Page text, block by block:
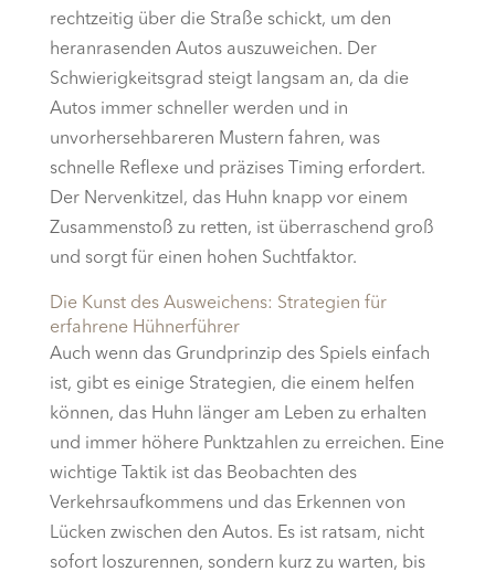
rechtzeitig über die Straße schickt, um den
heranrasenden Autos auszuweichen. Der
Schwierigkeitsgrad steigt langsam an, da die
Autos immer schneller werden und in
unvorhersehbareren Mustern fahren, was
schnelle Reflexe und präzises Timing erfordert.
Der Nervenkitzel, das Huhn knapp vor einem
Zusammenstoß zu retten, ist überraschend groß
und sorgt für einen hohen Suchtfaktor.
Die Kunst des Ausweichens: Strategien für
erfahrene Hühnerführer
Auch wenn das Grundprinzip des Spiels einfach
ist, gibt es einige Strategien, die einem helfen
können, das Huhn länger am Leben zu erhalten
und immer höhere Punktzahlen zu erreichen. Eine
wichtige Taktik ist das Beobachten des
Verkehrsaufkommens und das Erkennen von
Lücken zwischen den Autos. Es ist ratsam, nicht
sofort loszurennen, sondern kurz zu warten, bis